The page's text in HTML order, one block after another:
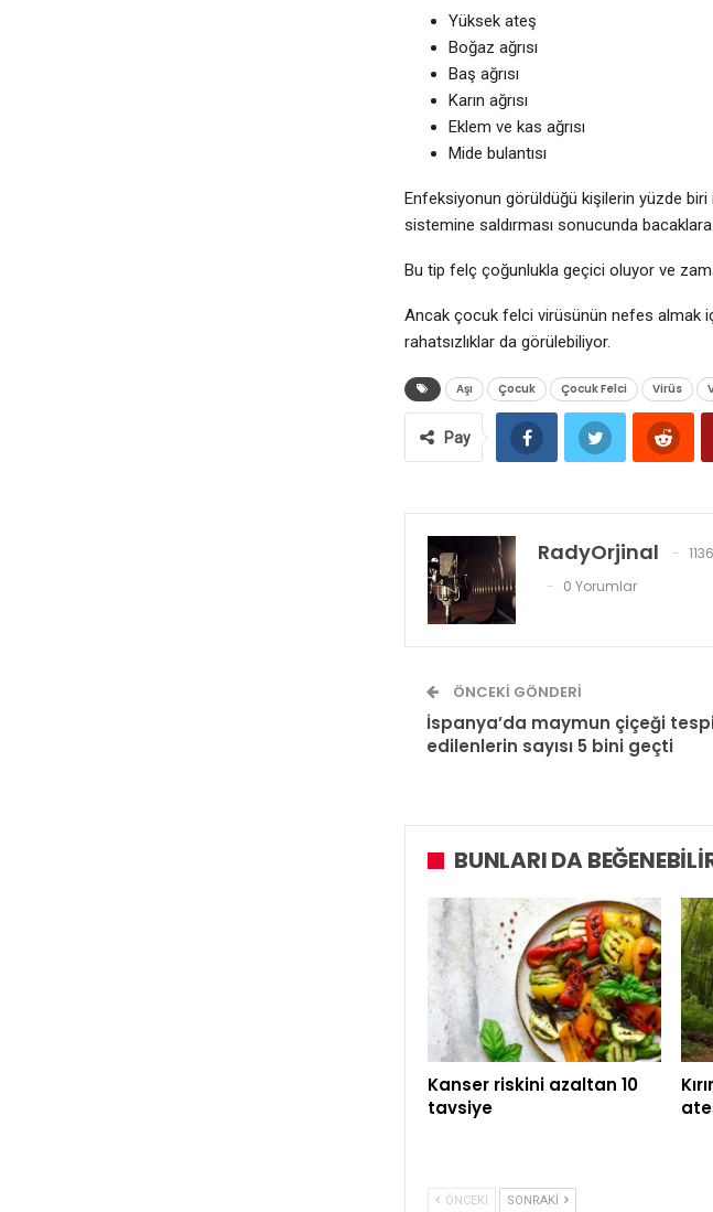
Yüksek ateş
Boğaz ağrısı
Baş ağrısı
Karın ağrısı
Eklem ve kas ağrısı
Mide bulantısı
Enfeksiyonun görüldüğü kişilerin yüzde
sistemine saldırması sonucunda
Bu tip felç çoğunlukla geçici oluyor ve
Ancak çocuk felci virüsünün nefes almak
rahatsızlıklar da görülebiliyor.
Aşı Çocuk Çocuk Felci Virüs
Pay
RadyOrjinal
0 Yorumlar
ÖNCEKI GÖNDERI
İspanya’da maymun çiçeği
edilenlerin sayısı 5 bini geçti
BUNLARI DA
Kanser riskini azaltan 10
tavsiye
ÖNCEKI SONRAKI